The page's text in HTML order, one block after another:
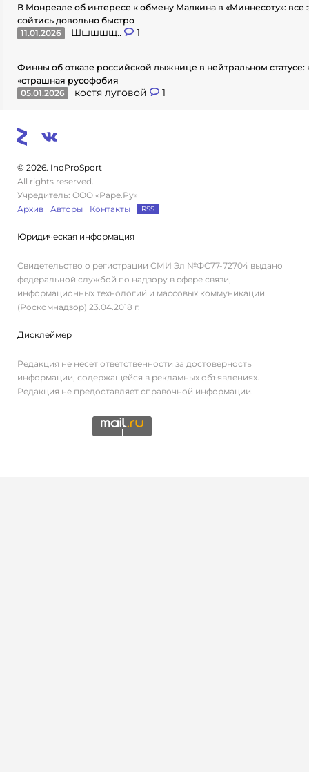
В Монреале об интересе к обмену Малкина в «Миннесоту»: все
сойтись довольно быстро
11.01.2026
Шшшшщ.. 1
Финны об отказе российской лыжнице в нейтральном статусе:
«страшная русофобия
05.01.2026
костя луговой 1
© 2026. InoProSport
All rights reserved.
Учредитель: ООО «Раре.Ру»
Архив
Авторы Контакты RSS
Юридическая информация
Свидетельство о регистрации СМИ Эл №ФС77-72704 выдано
федеральной службой по надзору в сфере связи,
информационных технологий и массовых коммуникаций
(Роскомнадзор) 23.04.2018 г.
Дисклеймер
Редакция не несет ответственности за достоверность
информации, содержащейся в рекламных объявлениях.
Редакция не предоставляет справочной информации.